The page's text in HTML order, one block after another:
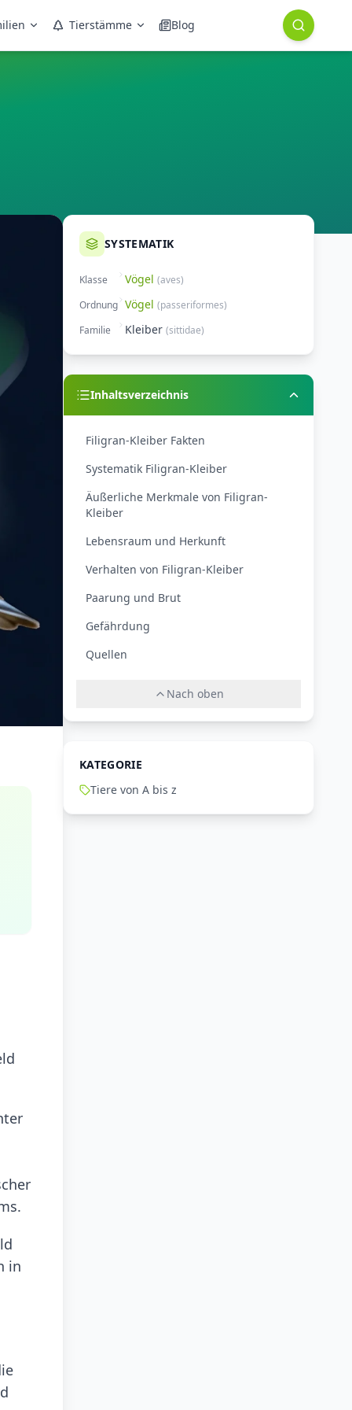
Tierstämme Blog
in
SYSTEMATIK
Klasse Vögel (aves)
Ordnung Vögel (passeriformes)
Familie
Kleiber (sittidae)
Inhaltsverzeichnis
Filigran-Kleiber Fakten
Systematik Filigran-Kleiber
Äußerliche Merkmale von Filigran-
Kleiber
Lebensraum und Herkunft
Verhalten von Filigran-Kleiber
Paarung und Brut
Gefährdung
Quellen
Nach oben
KATEGORIE
Tiere von A bis z